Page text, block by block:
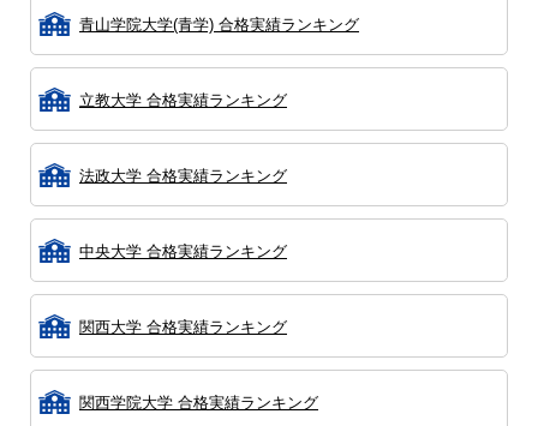
青山学院大学(青学) 合格実績ランキング
立教大学 合格実績ランキング
法政大学 合格実績ランキング
中央大学 合格実績ランキング
関西大学 合格実績ランキング
関西学院大学 合格実績ランキング